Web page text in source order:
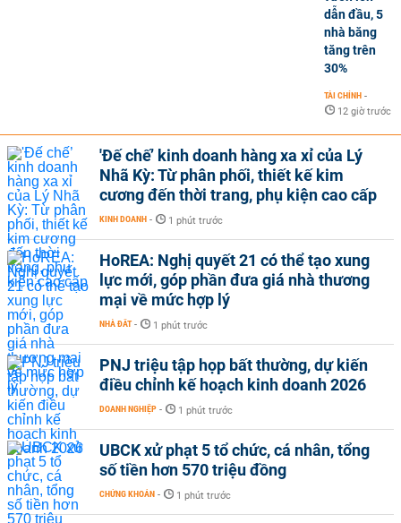
dẫn đầu, 5
nhà băng
tăng trên
30%
TÀI CHÍNH -
12 giờ trước
'Đế chế’ kinh doanh hàng xa xỉ của Lý
Nhã Kỳ: Từ phân phối, thiết kế kim
cương đến thời trang, phụ kiện cao cấp
KINH DOANH - 1 phút trước
HoREA: Nghị quyết 21 có thể tạo xung
lực mới, góp phần đưa giá nhà thương
mại về mức hợp lý
NHÀ ĐẤT - 1 phút trước
PNJ triệu tập họp bất thường, dự kiến
điều chỉnh kế hoạch kinh doanh 2026
DOANH NGHIỆP - 1 phút trước
UBCK xử phạt 5 tổ chức, cá nhân, tổng
số tiền hơn 570 triệu đồng
CHỨNG KHOÁN - 1 phút trước